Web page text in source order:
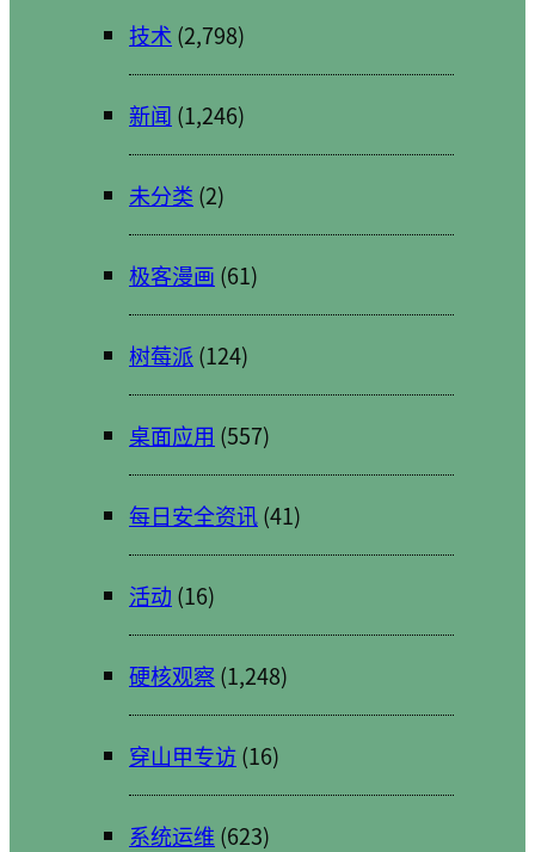
技术 (2,798)
新闻 (1,246)
未分类 (2)
极客漫画 (61)
树莓派 (124)
桌面应用 (557)
每日安全资讯(41)
活动 (16)
硬核观察 (1,248)
穿山甲专访(16)
系统运维 (623)